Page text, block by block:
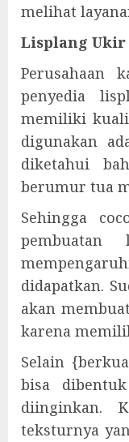
melihat
Lisplang
Perusahaan
penyedia
memiliki
digunakan
diketahui
berumur tua
Sehingga
didapatkan.
akan
karena
Selain
bisa
diinginkan.
teksturnya